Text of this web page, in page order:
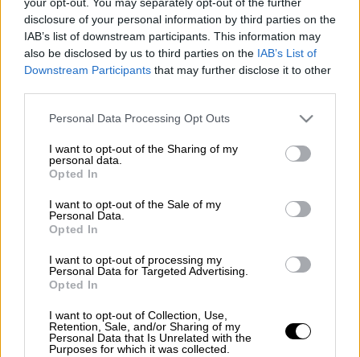
disclosure of your personal information by third parties on the
IAB’s list of downstream participants. This information may
also be disclosed by us to third parties on the IAB’s List of
Downstream Participants that may further disclose it to other
Please note that this website/app uses one or more Google
not limited to your visit or usage behaviour. You may click to
grant or deny consent to Google and its third-party tags to
use your data for below specified purposes in below Google
consent section.
Personal Data Processing Opt Outs
I want to opt-out of the Sharing of my
personal data.
Opted In
I want to opt-out of the Sale of my
Personal Data.
Opted In
I want to opt-out of processing my
Personal Data for Targeted Advertising.
Opted In
I want to opt-out of Collection, Use,
Retention, Sale, and/or Sharing of my
Personal Data that Is Unrelated with the
Purposes for which it was collected.
να γίνεται αισθητή και στο Αγρίνιο.
ΔΙΑΒΑΣΤΕ ΕΠΙΣΗΣ
Ελλάδα|13.08.2024 16:29
Συνελήφθη ζευγάρι στη Μύκονο για
διακίνηση ναρκωτικών
Τραγωδία στη Θεσσαλονίκη: Φορτηγό
τούμπαρε στη Λαχαναγορά – Νεκρός
ο οδηγός
Συγκεκριμένα, οσεισμός καταγράφηκε στις
16:08 και είχε επίκεντρο τα 14 χιλιόμετρα